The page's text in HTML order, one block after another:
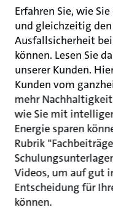
Erfahren Sie, wie
und gleichzeitig
Ausfallsicherheit
können. Lesen Sie
unserer Kunden.
Kunden vom
mehr
wie Sie mit
Energie sparen
Rubrik
Videos, um auf gut
Entscheidung für
können.